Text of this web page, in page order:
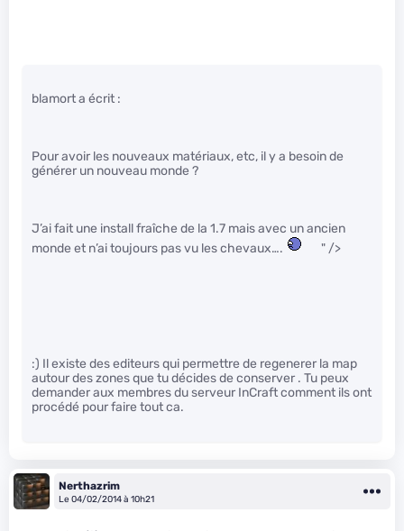
blamort a écrit :
Pour avoir les nouveaux matériaux, etc, il y a besoin de
générer un nouveau monde ?
J’ai fait une install fraîche de la 1.7 mais avec un ancien
monde et n’ai toujours pas vu les chevaux….
" />
:) Il existe des editeurs qui permettre de regenerer la map
autour des zones que tu décides de conserver . Tu peux
demander aux membres du serveur InCraft comment ils ont
procédé pour faire tout ca.
Nerthazrim
Le 04/02/2014 à 10h21